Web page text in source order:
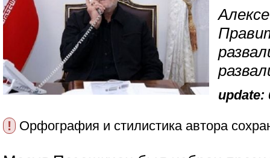
update:
! Орфография и стилистика автора